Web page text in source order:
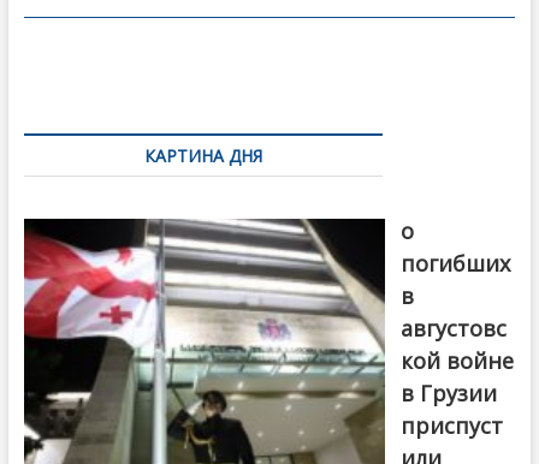
o
в
по
записямКАРТИНА ДНЯ
о
погибших
в
августовс
кой войне
в Грузии
приспуст
или